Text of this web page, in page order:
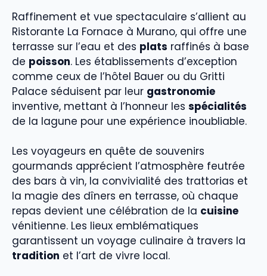
Raffinement et vue spectaculaire s’allient au
Ristorante La Fornace à Murano, qui offre une
terrasse sur l’eau et des plats raffinés à base
de poisson. Les établissements d’exception
comme ceux de l’hôtel Bauer ou du Gritti
Palace séduisent par leur gastronomie
inventive, mettant à l’honneur les spécialités
de la lagune pour une expérience inoubliable.
Les voyageurs en quête de souvenirs
gourmands apprécient l’atmosphère feutrée
des bars à vin, la convivialité des trattorias et
la magie des dîners en terrasse, où chaque
repas devient une célébration de la cuisine
vénitienne. Les lieux emblématiques
garantissent un voyage culinaire à travers la
tradition et l’art de vivre local.